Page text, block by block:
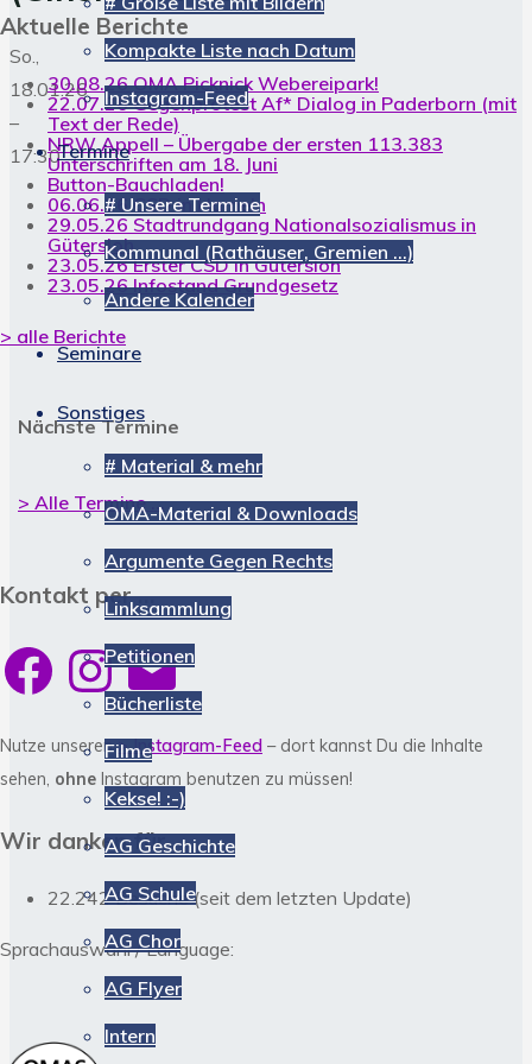
Kompakte Liste nach Datum
Instagram-Feed
Termine
# Unsere Termine
Kommunal (Rathäuser, Gremien …)
Andere Kalender
Seminare
Sonstiges
# Material & mehr
OMA-Material & Downloads
Argumente Gegen Rechts
Linksammlung
Petitionen
Bücherliste
Filme
Kekse! :-)
AG Geschichte
AG Schule
AG Chor
AG Flyer
Intern
So.,
18.01.26
–
17:30
Aktuelle Berichte
30.08.26 OMA Picknick Webereipark!
22.07.26 Gegenprotest Af* Dialog in Paderborn (mit
Text der Rede)
NRW Appell – Übergabe der ersten 113.383
Unterschriften am 18. Juni
Button-Bauchladen!
06.06.26 CSD in Hameln
29.05.26 Stadtrundgang Nationalsozialismus in
Gütersloh
23.05.26 Erster CSD in Gütersloh
23.05.26 Infostand Grundgesetz
> alle Berichte
Nächste Termine
> Alle Termine ...
Kontakt per …
FacebookInstagram
E-
Mail
Nutze unseren> Instagram-Feed – dort kannst Du die Inhalte
sehen, ohne Instagram benutzen zu müssen!
Wir danken für
22.242 Besuche (seit dem letzten Update)
Sprachauswahl / Language: